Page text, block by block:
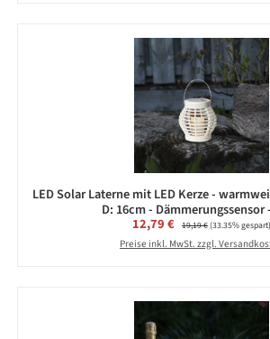
LED Solar Laterne mit LED Kerze -
D: 16cm -
Verkaufspreis:
12,79 € Regulärer Preis:
19,19 €(33.35% gespart)
Preise inkl. MwSt. zzgl.